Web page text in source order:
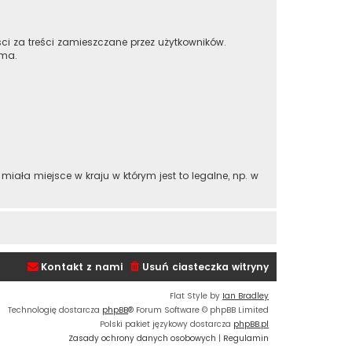
za treści zamieszczane przez użytkowników.
miejsce w kraju w którym jest to legalne, np. w
Usuń ciasteczka witryny
Kontakt z nami
Flat Style by Ian Bradley
Technologię dostarcza phpBB® Forum Software © phpBB Limited
Polski pakiet językowy dostarcza phpBB.pl
Zasady ochrony danych osobowych | Regulamin